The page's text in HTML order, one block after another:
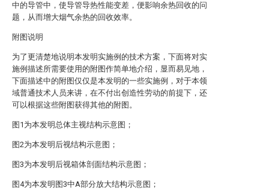
中的导管中，使导管导热性能变差，便影响余热回收的问
题，从而增大烟气余热的回收效率。
附图说明
为了更清楚地说明本发明实施例的技术方案，下面将对实
施例描述所需要使用的附图作简单地介绍，显而易见地，
下面描述中的附图仅仅是本发明的一些实施例，对于本领
域普通技术人员来讲，在不付出创造性劳动的前提下，还
可以根据这些附图获得其他的附图。
图1为本发明总体主视结构示意图；
图2为本发明后视结构示意图；
图3为本发明后视箱体剖面结构示意图；
图4为本发明图3中A部分放大结构示意图；